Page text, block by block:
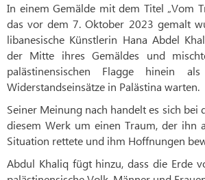
In einem Gemälde mit dem Titel „Vom
das vor dem 7. Oktober 2023 gemalt
libanesische Künstlerin Hana Abdel
der Mitte ihres Gemäldes und
palästinensischen Flagge hinein
Widerstandseinsätze in Palästina warten.
Seiner Meinung nach handelt es sich bei
diesem Werk um einen Traum, der ihn
Situation rettete und ihm Hoffnungen
Abdul Khaliq fügt hinzu, dass die Erde